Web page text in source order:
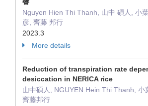
Nguyen Hien Thi Thanh, 山中 碩人, 小
彦, 齊藤 邦行
2023.3
More details
Reduction of transpiration rate
desiccation in NERICA rice
山中碩人, NGUYEN Hein Thi Thanh, 小
齊藤邦行